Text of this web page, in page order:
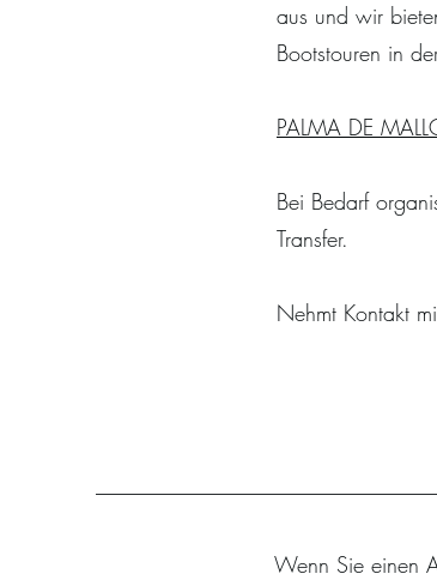
aus und wir
Bootstouren in
PALMA DE
Bei Bedarf
Transfer.
Nehmt Kontakt
Wenn Sie einen